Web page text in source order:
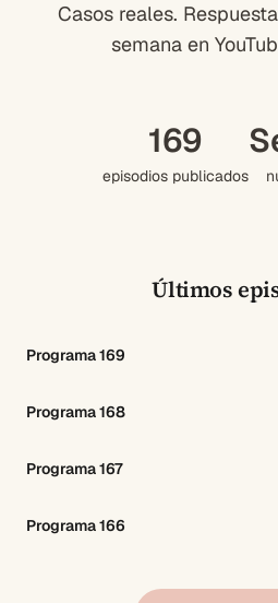
Casos reales.
semana en
169
episodios publicados
Últimos
Programa 169
Programa 168
Programa 167
Programa 166